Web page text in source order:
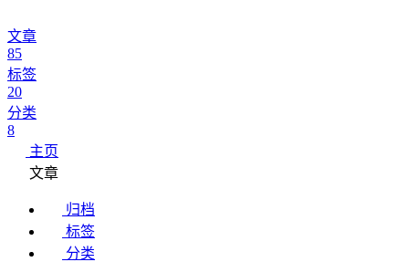
文章
85
标签
20
分类
8
主页
文章
归档
标签
分类